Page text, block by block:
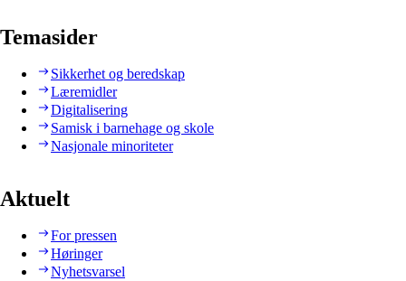
Temasider
Sikkerhet og beredskap
Læremidler
Digitalisering
Samisk i barnehage og skole
Nasjonale minoriteter
Aktuelt
For pressen
Høringer
Nyhetsvarsel